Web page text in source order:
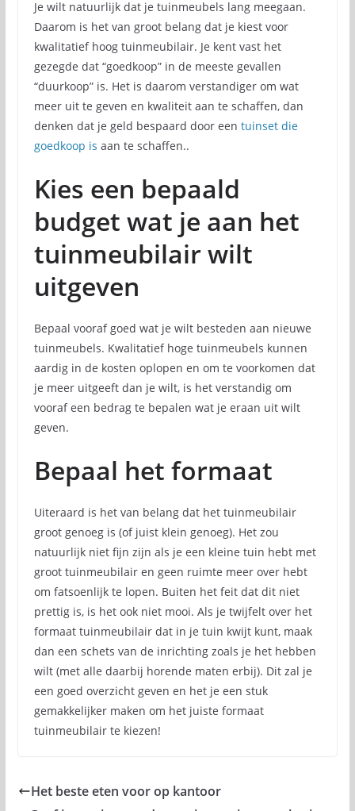
Je wilt natuurlijk dat je tuinmeubels lang meegaan.
Daarom is het van groot belang dat je kiest voor
kwalitatief hoog tuinmeubilair. Je kent vast het
gezegde dat “goedkoop” in de meeste gevallen
“duurkoop” is. Het is daarom verstandiger om wat
meer uit te geven en kwaliteit aan te schaffen, dan
denken dat je geld bespaard door een tuinset die
goedkoop is aan te schaffen..
Kies een bepaald
budget wat je aan het
tuinmeubilair wilt
uitgeven
Bepaal vooraf goed wat je wilt besteden aan nieuwe
tuinmeubels. Kwalitatief hoge tuinmeubels kunnen
aardig in de kosten oplopen en om te voorkomen dat
je meer uitgeeft dan je wilt, is het verstandig om
vooraf een bedrag te bepalen wat je eraan uit wilt
geven.
Bepaal het formaat
Uiteraard is het van belang dat het tuinmeubilair
groot genoeg is (of juist klein genoeg). Het zou
natuurlijk niet fijn zijn als je een kleine tuin hebt met
groot tuinmeubilair en geen ruimte meer over hebt
om fatsoenlijk te lopen. Buiten het feit dat dit niet
prettig is, is het ook niet mooi. Als je twijfelt over het
formaat tuinmeubilair dat in je tuin kwijt kunt, maak
dan een schets van de inrichting zoals je het hebben
wilt (met alle daarbij horende maten erbij). Dit zal je
een goed overzicht geven en het je een stuk
gemakkelijker maken om het juiste formaat
tuinmeubilair te kiezen!
Het beste eten voor op kantoor